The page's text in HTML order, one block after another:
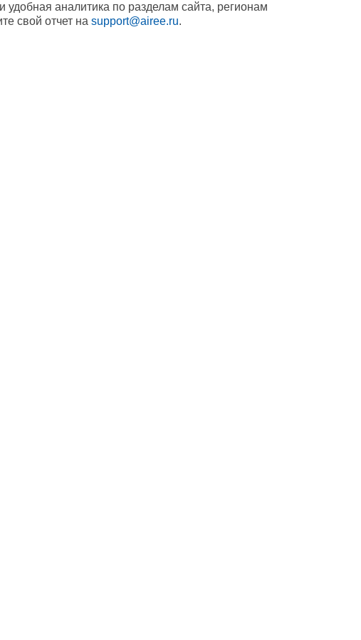
удобная аналитика по разделам сайта, регионам
свой отчет на support@airee.ru.